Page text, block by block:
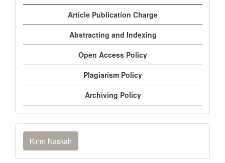
Article Publication Charge
Abstracting and Indexing
Open Access Policy
Plagiarism Policy
Archiving Policy
Kirim
Naskah
Kirim Naskah